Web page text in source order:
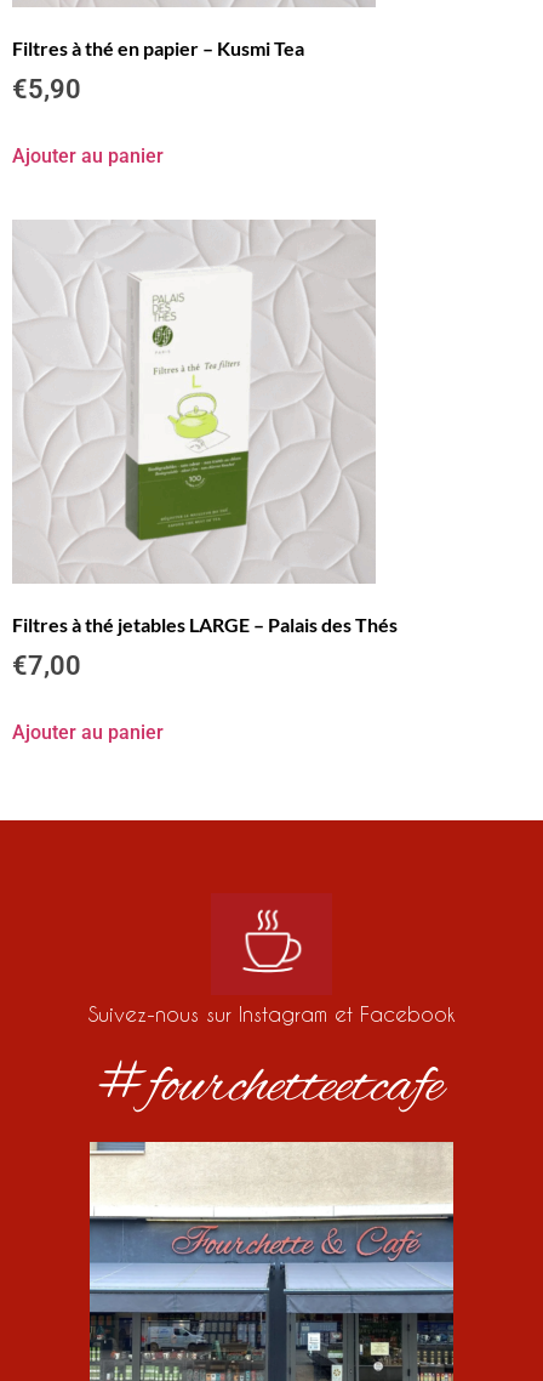
Filtres à thé en papier – Kusmi Tea
€5,90
Ajouter au panier
Filtres à thé jetables LARGE – Palais des Thés
€7,00
Ajouter au panier
Suivez-nous sur Instagram et Facebook
#fourchetteetcafe